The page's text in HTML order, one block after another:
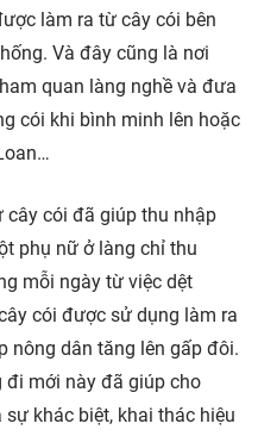
làm ra từ cây cói bên
Và đây cũng là nơi
quan làng nghề và đưa
cói khi bình minh lên hoặc
cây cói đã giúp thu nhập
phụ nữ ở làng chỉ thu
mỗi ngày từ việc dệt
cói được sử dụng làm ra
nông dân tăng lên gấp đôi.
đi mới này đã giúp cho
sự khác biệt, khai thác hiệu